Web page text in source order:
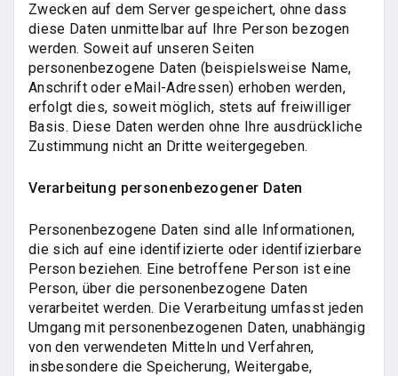
Zwecken auf dem Server gespeichert, ohne dass
diese Daten unmittelbar auf Ihre Person bezogen
werden. Soweit auf unseren Seiten
personenbezogene Daten (beispielsweise Name,
Anschrift oder eMail-Adressen) erhoben werden,
erfolgt dies, soweit möglich, stets auf freiwilliger
Basis. Diese Daten werden ohne Ihre ausdrückliche
Zustimmung nicht an Dritte weitergegeben.
Verarbeitung personenbezogener Daten
Personenbezogene Daten sind alle Informationen,
die sich auf eine identifizierte oder identifizierbare
Person beziehen. Eine betroffene Person ist eine
Person, über die personenbezogene Daten
verarbeitet werden. Die Verarbeitung umfasst jeden
Umgang mit personenbezogenen Daten, unabhängig
von den verwendeten Mitteln und Verfahren,
insbesondere die Speicherung, Weitergabe,